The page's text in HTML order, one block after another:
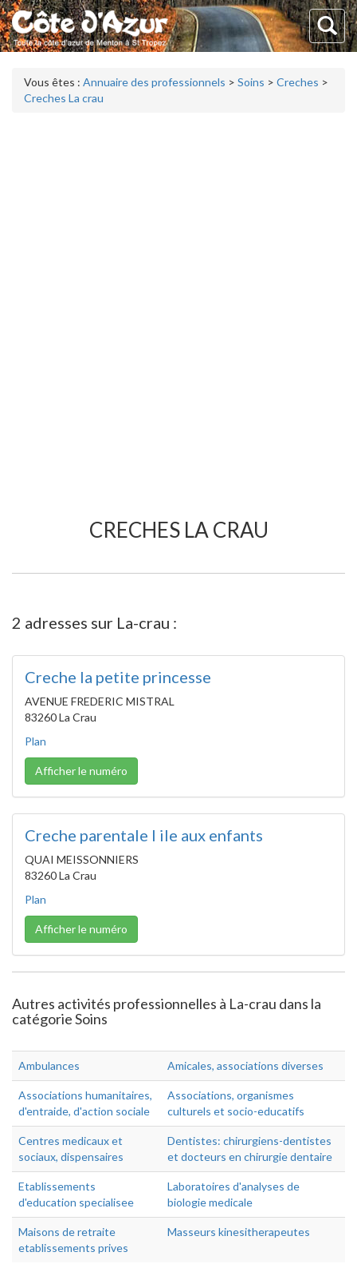
Vous êtes : Annuaire des professionnels > Soins > Creches >
Creches La crau
CRECHES LA CRAU
2 adresses sur La-crau :
Creche la petite princesse
AVENUE FREDERIC MISTRAL
83260 La Crau
Plan
Afficher le numéro
Creche parentale l ile aux enfants
QUAI MEISSONNIERS
83260 La Crau
Plan
Afficher le numéro
Autres activités professionnelles à La-crau dans la
catégorie Soins
Ambulances Amicales, associations diverses
Associations humanitaires,
d'entraide, d'action sociale
Associations, organismes
culturels et socio-educatifs
Centres medicaux et
sociaux, dispensaires
Dentistes: chirurgiens-dentistes
et docteurs en chirurgie dentaire
Etablissements
d'education specialisee
Laboratoires d'analyses de
biologie medicale
Maisons de retraite
etablissements prives
Masseurs kinesitherapeutes